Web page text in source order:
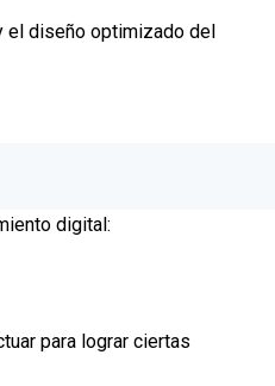
el diseño optimizado del
digital:
para lograr ciertas